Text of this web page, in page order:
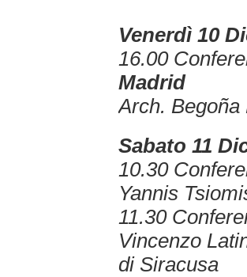
Venerdì 10
16.00
Madrid
Arch.
Sabato 11
10.30
Yannis
11.30
Vincenzo
di Siracusa